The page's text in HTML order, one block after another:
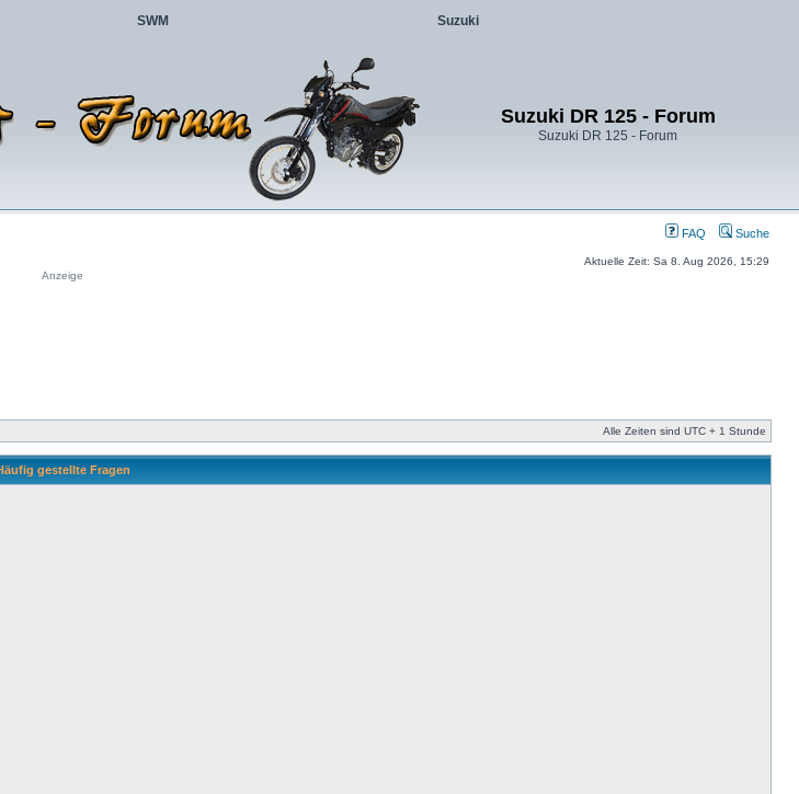
SWM Suzuki
Suzuki DR 125 - Forum
Suzuki DR 125 - Forum
FAQ Suche
Aktuelle Zeit: Sa 8. Aug 2026, 15:29
Anzeige
Alle Zeiten sind UTC + 1 Stunde
gestellte Fragen